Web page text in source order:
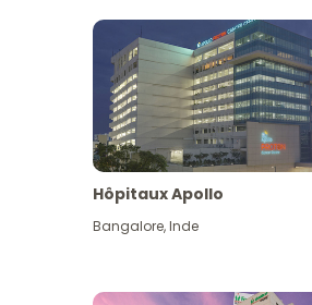
Hôpitaux Apollo
Bangalore,Inde